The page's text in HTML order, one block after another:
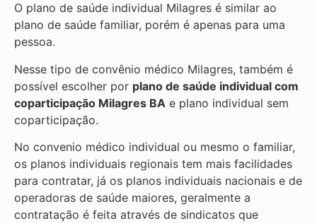
O plano de saúde individual Milagres é similar ao
plano de saúde familiar, porém é apenas para uma
pessoa.
Nesse tipo de convênio médico Milagres, também é
possível escolher por plano de saúde individual com
coparticipação Milagres BA e plano individual sem
coparticipação.
No convenio médico individual ou mesmo o familiar,
os planos individuais regionais tem mais facilidades
para contratar, já os planos individuais nacionais e de
operadoras de saúde maiores, geralmente a
contratação é feita através de sindicatos que